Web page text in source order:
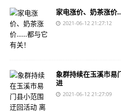
家电涨价、奶茶涨价
2021-06-12 21:27:12
象群持续在玉溪市易
进
2021-06-12 21:27:09